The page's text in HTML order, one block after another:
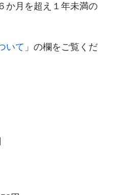
月を超え１年未満の
いて 」の欄をご覧くだ